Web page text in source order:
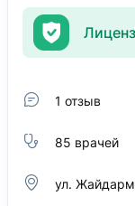
1 отзыв
85 врачей
ул.